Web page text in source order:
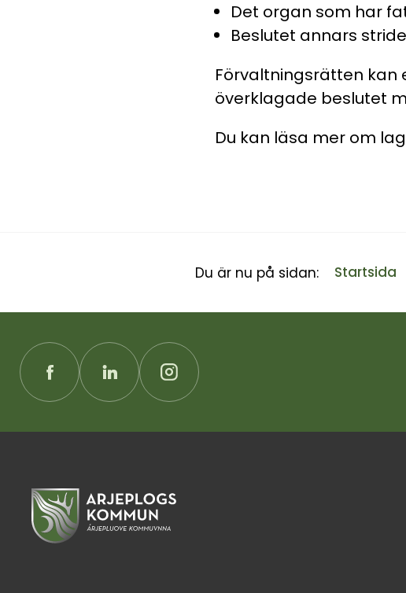
Det organ som har
Beslutet annars
Förvaltningsrätten
överklagade beslutet
Du kan läsa mer om
Du är nu på sidan: Startsida